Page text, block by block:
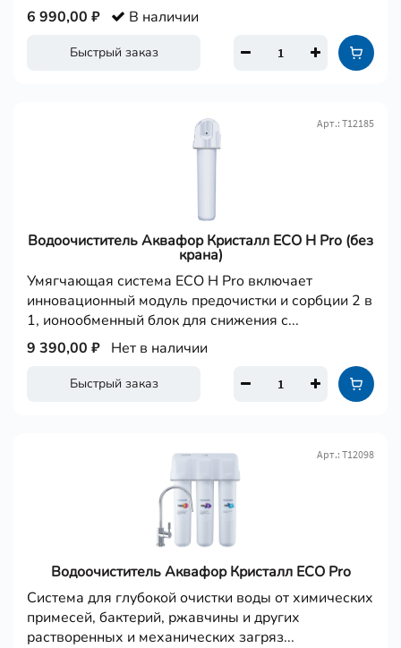
Быстрый заказ
6 990,00 ₽ В наличии
Водоочиститель Аквафор Кристалл ECO H Pro (без
крана)
Арт.: Т12185
Умягчающая система ECO Н Pro включает
инновационный модуль предочистки и сорбции 2 в
1, ионообменный блок для снижения с...
Быстрый заказ
9 390,00 ₽ Нет в наличии
Водоочиститель Аквафор Кристалл ECO Pro
Арт.: Т12098
Cистема для глубокой очистки воды от химических
примесей, бактерий, ржавчины и других
растворенных и механических загряз...